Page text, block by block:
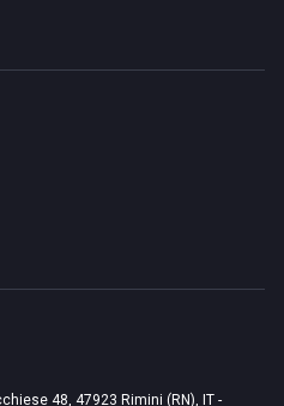
48, 47923 Rimini (RN), IT -